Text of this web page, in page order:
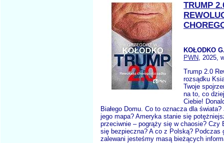
TRUMP
KOŁODKO
PWN, 2025,
Trump 2.0
rozsądku
Twoje
na to, co
Ciebie!
Białego Domu. Co to oznacza dla
jego mapa? Ameryka stanie się
przeciwnie – pogrąży się w chaosie? Czy
się bezpieczna? A co z Polską? Podczas
zalewani jesteśmy masą bieżących